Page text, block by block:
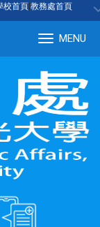
校首頁 教務處首頁
MENU